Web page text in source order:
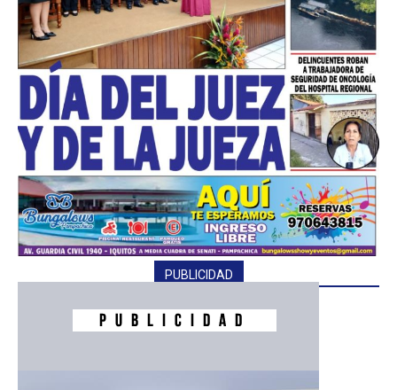
━ Planes
PUBLICIDAD